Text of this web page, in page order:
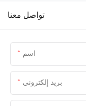
تواصل معنا
اسم
بريد إلكتروني